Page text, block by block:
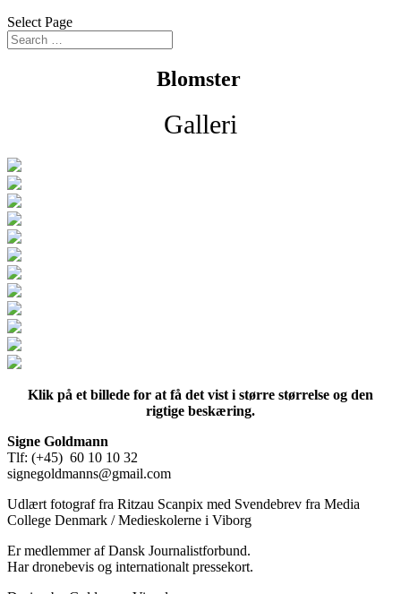
Select Page
Blomster
Galleri
Klik på et billede for at få det vist i større størrelse og den
rigtige beskæring.
Signe Goldmann
Tlf: (+45) 60 10 10 32
signegoldmanns@gmail.com
Udlært fotograf fra Ritzau Scanpix med Svendebrev fra Media
College Denmark / Medieskolerne i Viborg
Er medlemmer af Dansk Journalistforbund.
Har dronebevis og internationalt pressekort.